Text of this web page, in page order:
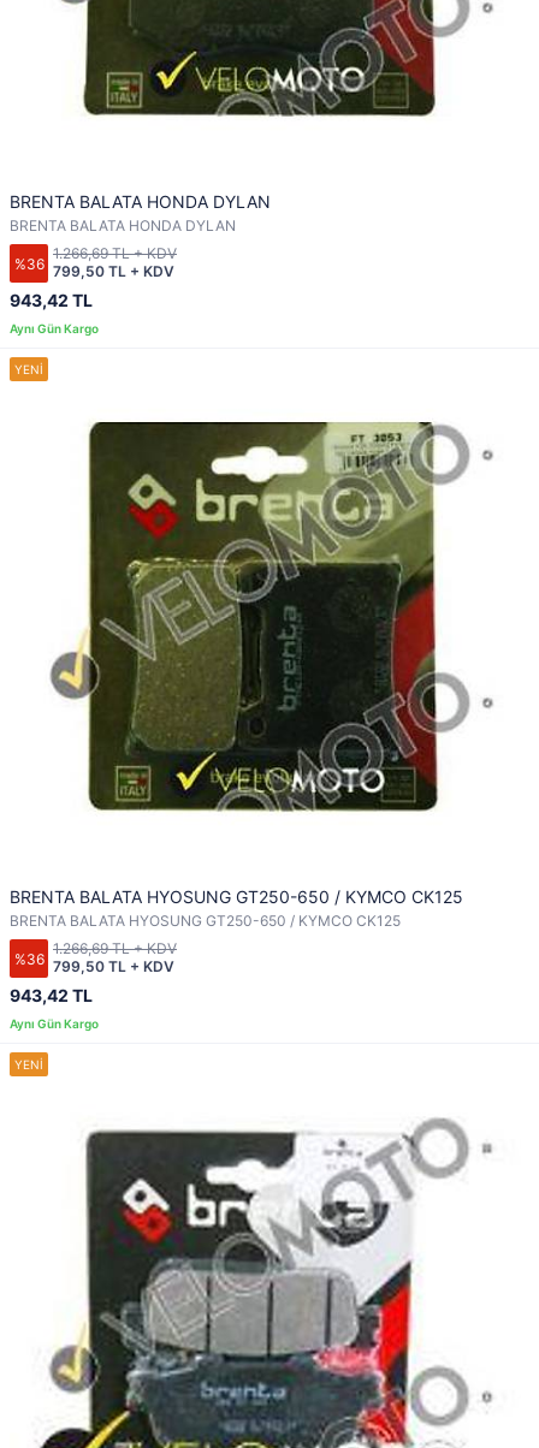
BRENTA BALATA HONDA DYLAN
BRENTA BALATA HONDA DYLAN
%36
943,42 TL
799,50 TL + KDV
1.266,69 TL + KDV
BRENTA BALATA HYOSUNG GT250-650 / KYMCO CK125
BRENTA BALATA HYOSUNG GT250-650 / KYMCO CK125
%36
943,42 TL
799,50 TL + KDV
1.266,69 TL + KDV